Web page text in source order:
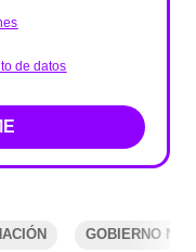
de datos
GOBIERNO